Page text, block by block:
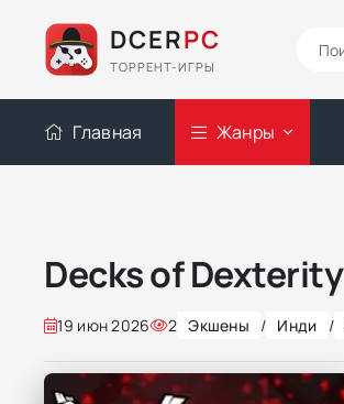
DCERPC
ТОРРЕНТ-ИГРЫ
Главная Жанры
Decks of Dexterity
19 июн 2026 2 Экшены / Инди /